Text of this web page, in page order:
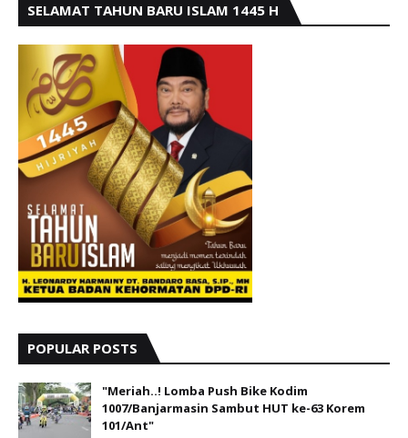
SELAMAT TAHUN BARU ISLAM 1445 H
POPULAR POSTS
"Meriah..! Lomba Push Bike Kodim
1007/Banjarmasin Sambut HUT ke-63 Korem
101/Ant"